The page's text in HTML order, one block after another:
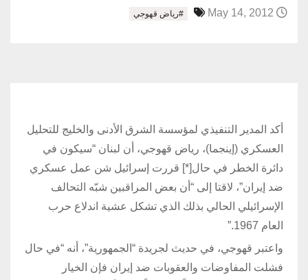
#رياض قهوجي
أكد المدير التنفيذي لمؤسسة الشرق الأدنى والخليج للتحليل
العسكري (إينجما)، رياض قهوجي، أن لبنان “سيكون في
دائرة الخطر في حال[*] قررت إسرائيل شن عمل عسكري
ضد إيران”، لاقتا إلى “أن بعض المراقبين شبّه التحالف
الإسرائيلي الحالي بذلك الذي تشكل عشية اندلاع حرب
العام 1967.”
واعتبر قهوجي، في حديث لجريدة “الجمهورية”، أنه “في حال
فشلت المفاوضات والعقوبات ضد إيران فإن الخيار